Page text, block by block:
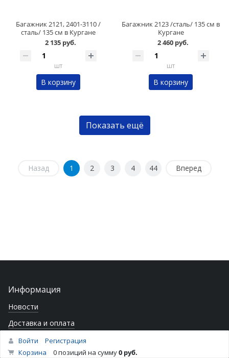
Багажник 2121, 2401-3110 /
сталь/ 135 см в Кургане
2 135 руб.
шт
В корзину
Багажник 2123 /сталь/ 135 см в
Кургане
2 460 руб.
шт
В корзину
Показать ещё
Назад 1 2 3 4 44 Вперед
Информация
Новости
Доставка и оплата
Вакансии
Франшиза
Войти
Регистрация
Корзина
0 позиций на сумму0 руб.